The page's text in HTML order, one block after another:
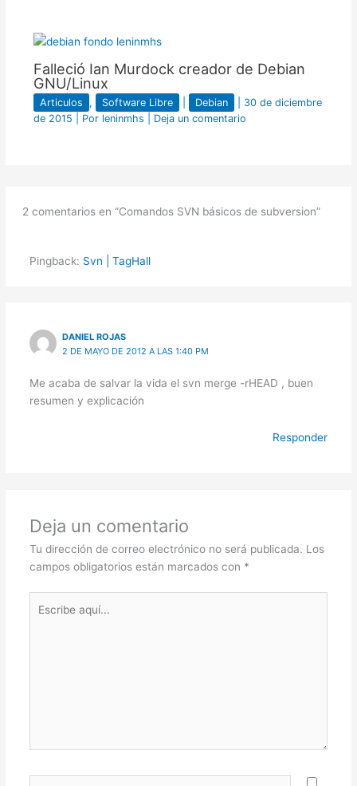
Falleció Ian Murdock creador de Debian
GNU/Linux
Articulos , Software Libre Debian
30 de diciembre
de 2015
| Por leninmhs Deja un comentario
2 comentarios en “Comandos SVN básicos de subversion”
Pingback: Svn | TagHall
DANIEL ROJAS
2 DE MAYO DE 2012 A LAS 1:40 PM
Me acaba de salvar la vida el svn merge -rHEAD , buen
resumen y explicación
Responder
Deja un comentario
Tu dirección de correo electrónico no será publicada. Los
campos obligatorios están marcados con *
aquí...